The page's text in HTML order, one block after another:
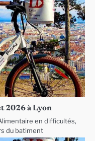
2026 à Lyon
en difficultés,
du batiment